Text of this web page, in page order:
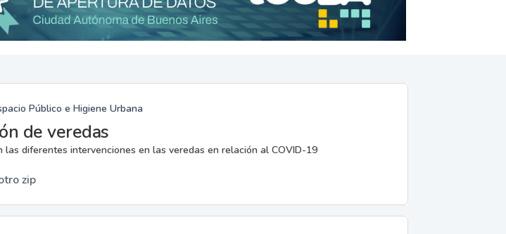
Público e Higiene Urbana
de veredas
las diferentes intervenciones en las veredas en relación al COVID-19
zip